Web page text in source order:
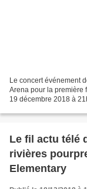
Le concert événement
Arena pour la première
19 décembre 2018 à
Le fil actu télé
rivières
Elementary